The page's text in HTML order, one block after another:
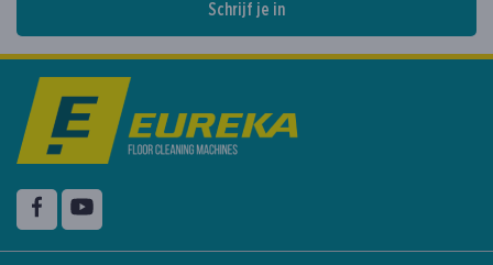
Schrijf je in
Volg ons op
Facebook